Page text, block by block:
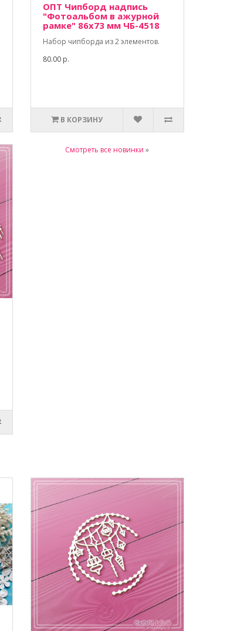
ОПТ Чипборд надпись
"Фотоальбом в ажурной
рамке" 86х73 мм ЧБ-4518
Набор чипборда из 2 элементов.
80.00 р.
В КОРЗИНУ
Смотреть все новинки »